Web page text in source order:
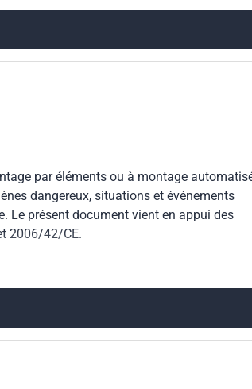
par éléments ou à montage
dangereux, situations et événements
Le présent document vient en appui des
2006/42/CE.